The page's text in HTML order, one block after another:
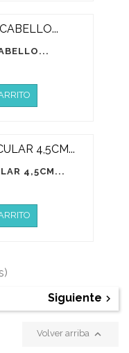
4,5CM...
Siguiente 
Volver arriba 